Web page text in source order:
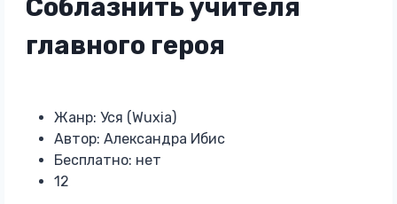
Соблазнить учителя
главного героя
Жанр: Уся (Wuxia)
Автор: Александра Ибис
Бесплатно: нет
12